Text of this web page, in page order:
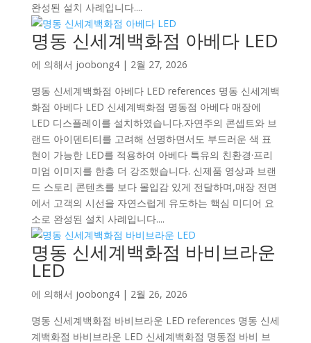
완성된 설치 사례입니다....
명동 신세계백화점 아베다 LED
에 의해서 joobong4| 2월 27, 2026
명동 신세계백화점 아베다 LED references 명동 신세계백
화점 아베다 LED 신세계백화점 명동점 아베다 매장에
LED 디스플레이를 설치하였습니다.자연주의 콘셉트와 브
랜드 아이덴티티를 고려해 선명하면서도 부드러운 색 표
현이 가능한 LED를 적용하여 아베다 특유의 친환경·프리
미엄 이미지를 한층 더 강조했습니다. 신제품 영상과 브랜
드 스토리 콘텐츠를 보다 몰입감 있게 전달하며,매장 전면
에서 고객의 시선을 자연스럽게 유도하는 핵심 미디어 요
소로 완성된 설치 사례입니다....
명동 신세계백화점 바비브라운
LED
에 의해서 joobong4| 2월 26, 2026
명동 신세계백화점 바비브라운 LED references 명동 신세
계백화점 바비브라운 LED 신세계백화점 명동점 바비 브